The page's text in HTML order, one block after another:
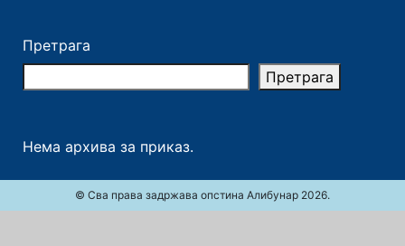
Претрага
Претрага
Нема архива за приказ.
© Сва права задржава опстина Алибунар 2026.